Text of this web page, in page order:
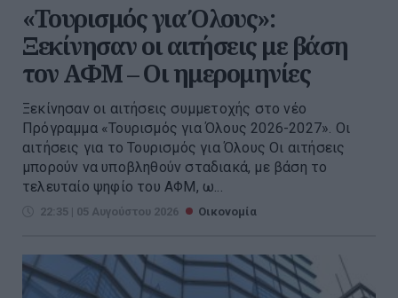
«Τουρισμός για Όλους»:
Ξεκίνησαν οι αιτήσεις με βάση
τον ΑΦΜ – Οι ημερομηνίες
Ξεκίνησαν οι αιτήσεις συμμετοχής στο νέο
Πρόγραμμα «Τουρισμός για Όλους 2026-2027». Οι
αιτήσεις για το Τουρισμός για Όλους Οι αιτήσεις
μπορούν να υποβληθούν σταδιακά, με βάση το
τελευταίο ψηφίο του ΑΦΜ, ω...
22:35 | 05 Αυγούστου 2026 Οικονομία